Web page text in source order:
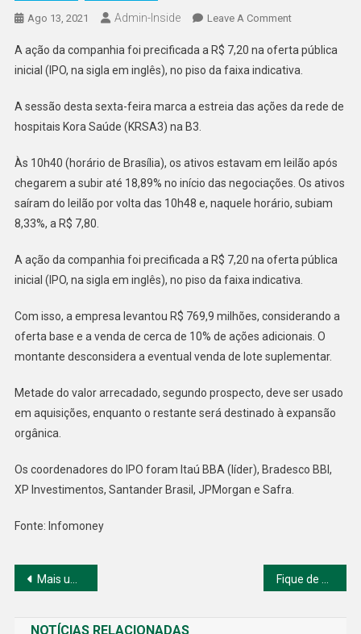
Ago 13, 2021 Admin-Inside Leave A CommentOn
Da
Kora
(KRSA3)
B3
Com
Forte
A ação da companhia foi precificada a R$ 7,20 na oferta pública
inicial (IPO, na sigla em inglês), no piso da faixa indicativa.
A sessão desta sexta-feira marca a estreia das ações da rede de
hospitais Kora Saúde (KRSA3) na B3.
Às 10h40 (horário de Brasília), os ativos estavam em leilão após
chegarem a subir até 18,89% no início das negociações. Os ativos
saíram do leilão por volta das 10h48 e, naquele horário, subiam
8,33%, a R$ 7,80.
A ação da companhia foi precificada a R$ 7,20 na oferta pública
inicial (IPO, na sigla em inglês), no piso da faixa indicativa.
Com isso, a empresa levantou R$ 769,9 milhões, considerando a
oferta base e a venda de cerca de 10% de ações adicionais. O
montante desconsidera a eventual venda de lote suplementar.
Metade do valor arrecadado, segundo prospecto, deve ser usado
em aquisições, enquanto o restante será destinado à expansão
orgânica.
Os coordenadores do IPO foram Itaú BBA (líder), Bradesco BBI,
XP Investimentos, Santander Brasil, JPMorgan e Safra.
Fonte: Infomoney
Navegação
Mais um resultado forte do Magalu, boas notícias de sinergia na Americanas, mas ações caem forte.
NOTÍCIAS RELACIONADAS